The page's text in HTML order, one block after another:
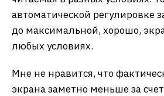
автоматической регулировке
до максимальной, хорошо,
любых условиях.
Мне не нравится, что
экрана заметно меньше за